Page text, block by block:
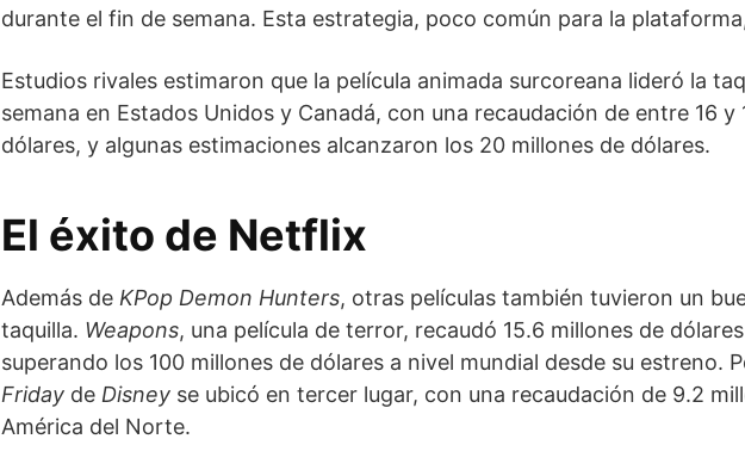
durante el fin de semana. Esta estrategia, poco común para la
Estudios rivales estimaron que la película animada surcoreana lideró la
semana en Estados Unidos y Canadá, con una recaudación de entre 16 y
dólares, y algunas estimaciones alcanzaron los 20 millones de dólares.
El éxito de Netflix
Además de KPop Demon Hunters, otras películas también tuvieron un
taquilla. Weapons, una película de terror, recaudó 15.6 millones de
superando los 100 millones de dólares a nivel mundial desde su estreno.
Friday de Disney se ubicó en tercer lugar, con una recaudación de 9.2
América del Norte.